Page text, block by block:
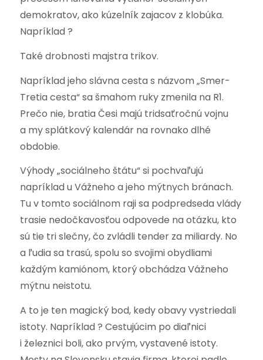
demokratov, ako kúzelník zajacov z klobúka.
Napríklad ?
Také drobnosti majstra trikov.
Napríklad jeho slávna cesta s názvom „Smer-
Tretia cesta“ sa šmahom ruky zmenila na R1.
Prečo nie, bratia Česi majú tridsaťročnú vojnu
a my splátkový kalendár na rovnako dlhé
obdobie.
Výhody „sociálneho štátu“ si pochvaľujú
napríklad u Vážneho a jeho mýtnych bránach.
Tu v tomto sociálnom raji sa podpredseda vlády
trasie nedočkavosťou odpovede na otázku, kto
sú tie tri slečny, čo zvládli tender za miliardy. No
a ľudia sa trasú, spolu so svojimi obydliami
každým kamiónom, ktorý obchádza Vážneho
mýtnu neistotu.
A to je ten magický bod, kedy obavy vystriedali
istoty. Napríklad ? Cestujúcim po diaľnici
i železnici boli, ako prvým, vystavené istoty.